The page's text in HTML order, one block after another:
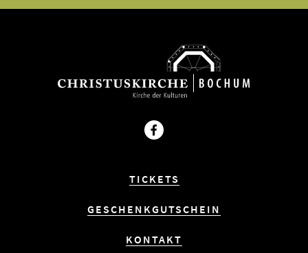
Facebook
TICKETS
GESCHENKGUTSCHEIN
KONTAKT